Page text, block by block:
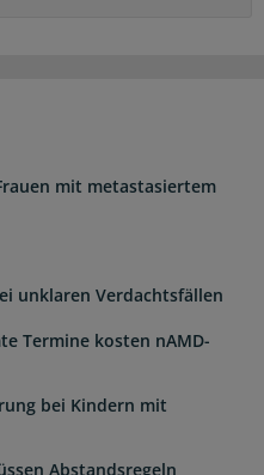
mit metastasiertem
unklaren Verdachtsfällen
Termine kosten nAMD-
bei Kindern mit
Abstandsregeln